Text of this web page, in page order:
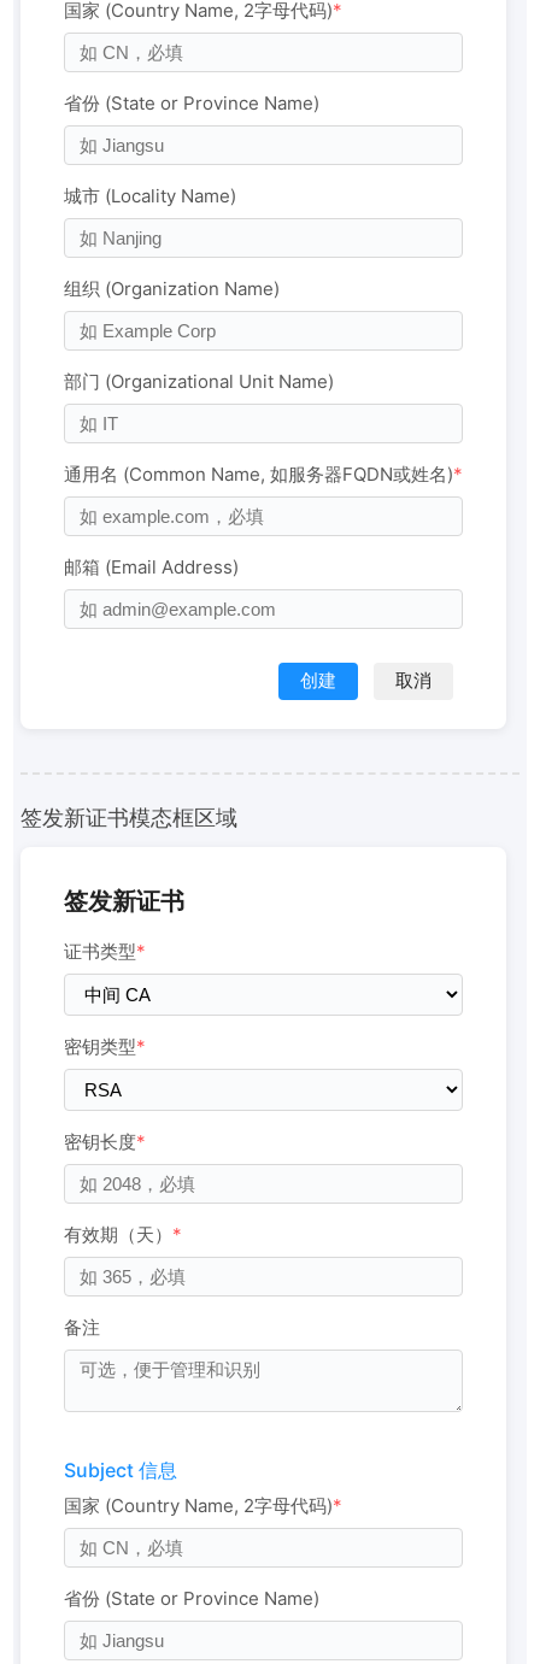
国家 (Country Name, 2字母代码)*
省份 (State or Province Name)
城市 (Locality Name)
组织 (Organization Name)
部门 (Organizational Unit Name)
通用名 (Common Name, 如服务器FQDN或姓名)*
邮箱 (Email Address)
创建 取消
签发新证书模态框区域
签发新证书
证书类型*
密钥类型*
密钥长度*
有效期（天） *
备注
Subject 信息
国家 (Country Name, 2字母代码)*
省份 (State or Province Name)